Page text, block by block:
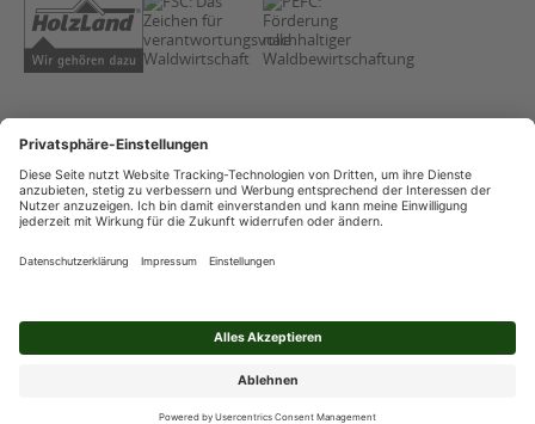
AGB
Datenschutz
Impressum
Streitschlichtung